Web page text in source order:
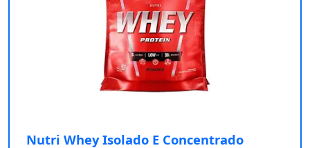
Nutri Whey Isolado E Concentrado